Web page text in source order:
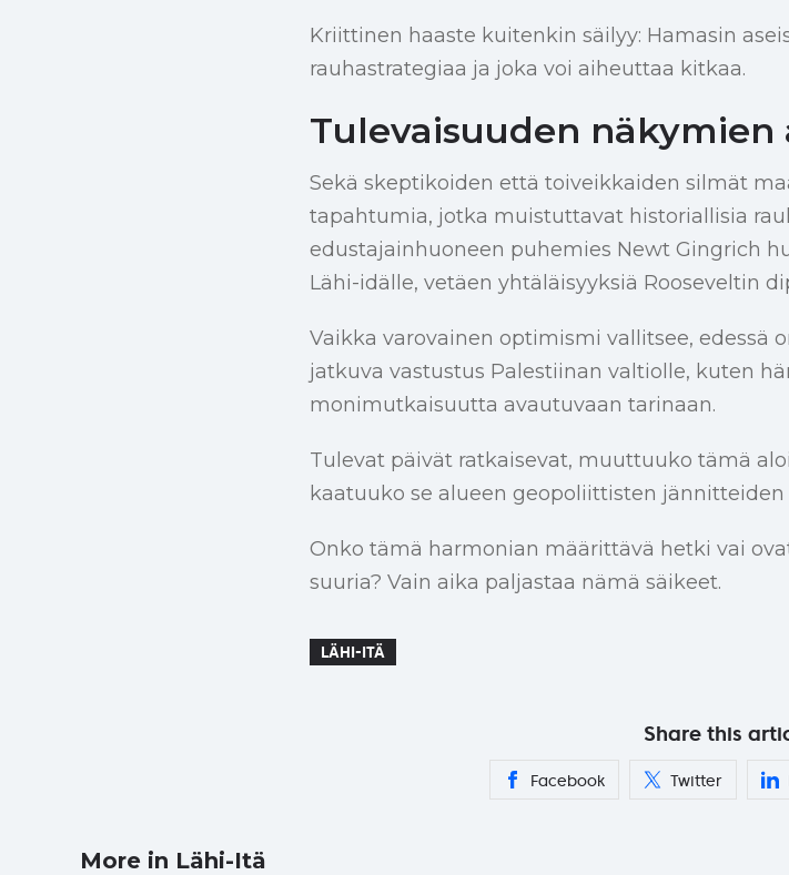
Kriittinen haaste kuitenkin säilyy: Hamasin
rauhastrategiaa ja joka voi aiheuttaa kitkaa.
Tulevaisuuden näkymien
Sekä skeptikoiden että toiveikkaiden silmät
tapahtumia, jotka muistuttavat historiallisia
edustajainhuoneen puhemies Newt Gingrich
Lähi-idälle, vetäen yhtäläisyyksiä Rooseveltin
Vaikka varovainen optimismi vallitsee, edessä
jatkuva vastustus Palestiinan valtiolle, kuten
monimutkaisuutta avautuvaan tarinaan.
Tulevat päivät ratkaisevat, muuttuuko tämä
kaatuuko se alueen geopoliittisten jännitteiden
Onko tämä harmonian määrittävä hetki vai
suuria? Vain aika paljastaa nämä säikeet.
LÄHI-ITÄ
Share this
Facebook Twitter
More in Lähi-Itä